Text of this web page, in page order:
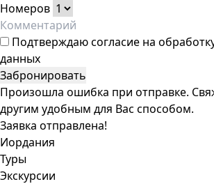
Номеров
Подтверждаюсогласие на
данных
Забронировать
Произошла ошибка при отправке.
другим удобным для Вас способом.
Заявка отправлена!
Иордания
Туры
Экскурсии